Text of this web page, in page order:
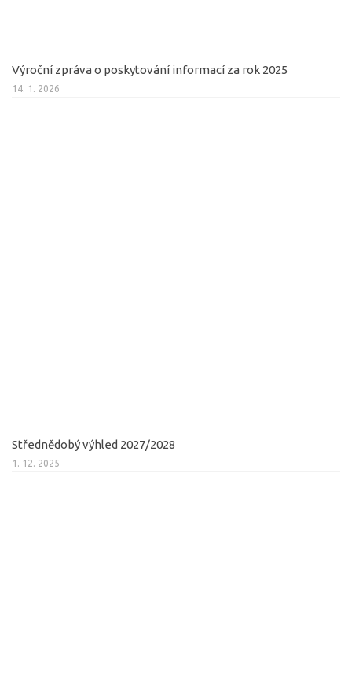
Výroční zpráva o poskytování informací za rok 2025
14. 1. 2026
Střednědobý výhled 2027/2028
1. 12. 2025